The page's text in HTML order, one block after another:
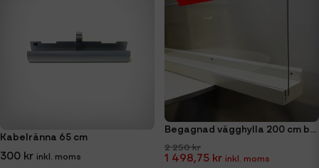
Kabelränna 65 cm
300 kr
Begagnad vägghylla 200 cm bred - Karl Andersson & Söner
2 250 kr
1 498,75 kr